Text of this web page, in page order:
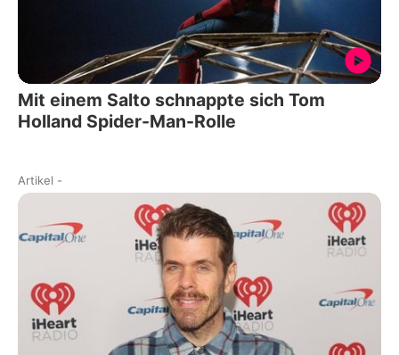
Mit einem Salto schnappte sich Tom
Holland Spider-Man-Rolle
Artikel -